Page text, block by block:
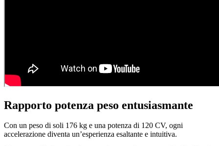
Rapporto potenza peso entusiasmante
Con un peso di soli 176 kg e una potenza di 120 CV, ogni
accelerazione diventa un’esperienza esaltante e intuitiva.